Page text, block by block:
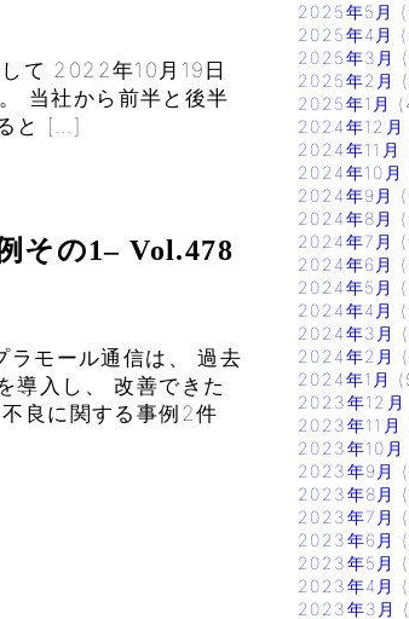
て 2022年10月19日
当社から前半と後半
と […]
その1– Vol.478
ラモール通信は、 過去
導入し、 改善できた
良に関する事例2件
2025年5月
2025年4月
2025年3月
2025年2月
2025年1月
2024年12月
2024年11月
2024年10月
2024年9月
2024年8月
2024年7月
2024年6月
2024年5月
2024年4月
2024年3月
2024年2月
2024年1月
2023年12月
2023年11月
2023年10月
2023年9月
2023年8月
2023年7月
2023年6月
2023年5月
2023年4月
2023年3月